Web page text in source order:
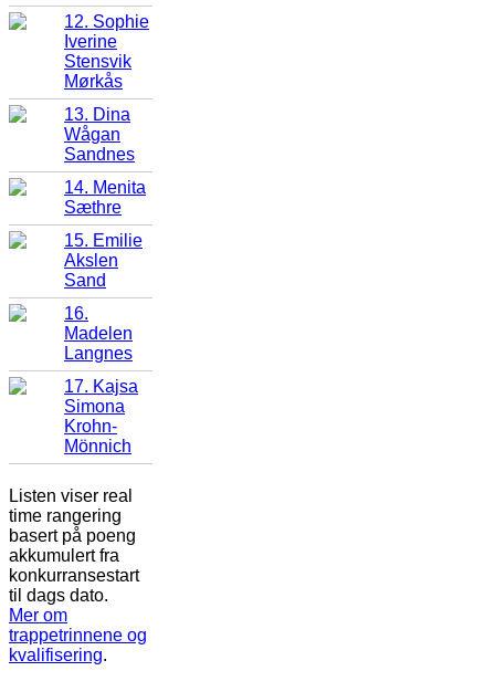
12. Sophie
Iverine
Stensvik
Mørkås
13. Dina
Wågan
Sandnes
14. Menita
Sæthre
15. Emilie
Akslen
Sand
16.
Madelen
Langnes
17. Kajsa
Simona
Krohn-
Mönnich
Listen viser real
time rangering
basert på poeng
akkumulert fra
konkurransestart
til dags dato.
Mer om
trappetrinnene og
kvalifisering.